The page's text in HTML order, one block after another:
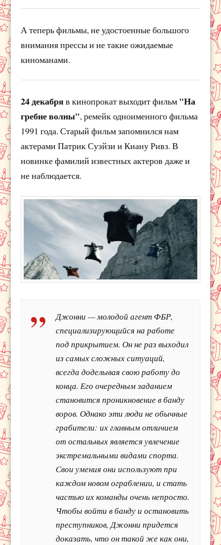
А теперь фильмы, не удостоенные большого
внимания прессы и не такие ожидаемые
киноманами.
24 декабряв кинопрокат выходит фильм "На
гребне волны", ремейк одноименного фильма
1991 года. Старый фильм запомнился нам
актерами Патрик Суэйзи и Киану Ривз. В
новинке фамилий известных актеров даже и
не наблюдается.
Джонни — молодой агент ФБР,
специализирующийся на работе
под прикрытием. Он не раз выходил
из самых сложных ситуаций,
всегда доделывая свою работу до
конца. Его очередным заданием
становится проникновение в банду
воров. Однако эти люди не обычные
грабители: их главным отличием
от остальных является увлечение
экстремальными видами спорта.
Свои умения они используют при
каждом новом ограблении, и стать
частью их команды очень непросто.
Чтобы войти в банду и остановить
преступников, Джонни придется
доказать, что он такой же как они,